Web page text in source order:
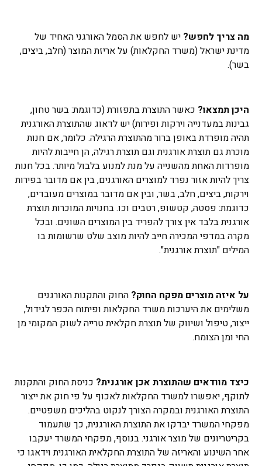
מה צריך לחפש? יש לחפש את הסמל האורגני האחיד של
מדינת ישראל (משרד החקלאות) על אריזת המוצר (חלב, ביצים,
בשר).
היכן תמצאו? כאשר התוצרת בתפזורת (כדוגמת: בשר טחון,
גבינות במעדנייה וירקות ופירות) יש לדאוג שהתוצרת האורגנית
תהיה מופרדת באופן ברור מהתוצרת הרגילה. כלומר, אם חנות
מוכרת גם תוצרת אורגנית וגם תוצרת רגילה, הן חייבות להיות
מופרדות האחת מהשנייה על מנת למנוע בלבול מיותר. בכל חנות
צריך להיות אזור נפרד למוצרים האורגנים, בין אם מדובר בפירות
וירקות, ביצים, חלב, בשר, ובין אם מדובר במוצרים מעובדים,
כדוגמת: פסטה, קטשופ, רטבים וכו. בחנויות המוכרות תוצרת
אורגנית בלבד אין צורך להפריד בין המוצרים השונים. ובכל
מקרה במדפי המכירה חייב להיות מוצב שלט שרשומות בו
המילים "תוצרת אורגנית".
על איזה מוצרים מפקח החוק? החוק והתקנות האורגנים
משלימים את היערכות משרד החקלאות ופיתוח הכפר לגידול,
ייצור, טיפול ושיווק של תוצרת חקלאית טרייה לשוק המקומי מן
החי ומן הצומח.
כיצד מוודאים שהתוצרת אכן אורגנית? כניסת החוק והתקנות
לתוקף, יאפשרו למשרד החקלאות לאכוף על פי חוק את ייצור
התוצרת האורגנית ובמקרה הצורך לנקוט בהליכים משפטיים.
מפקחי המשרד יבדקו את התוצרת האורגנית, כך שתעמוד
בקריטריונים של מוצר אורגני. בנוסף, מפקחי המשרד יעקבו
אחר השינוע והאריזה של התוצרת החקלאית האורגנית וידאגו כי